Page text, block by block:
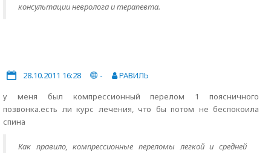
консультации невролога и терапевта.
28.10.2011 16:28 -
РАВИЛЬ
у меня был компрессионный перелом 1 поясничного
позвонка.есть ли курс лечения, что бы потом не беспокоила
спина
Как правило, компрессионные переломы легкой и средней